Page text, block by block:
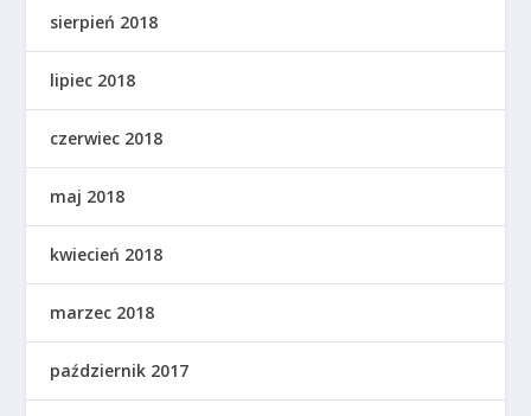
sierpień 2018
lipiec 2018
czerwiec 2018
maj 2018
kwiecień 2018
marzec 2018
październik 2017